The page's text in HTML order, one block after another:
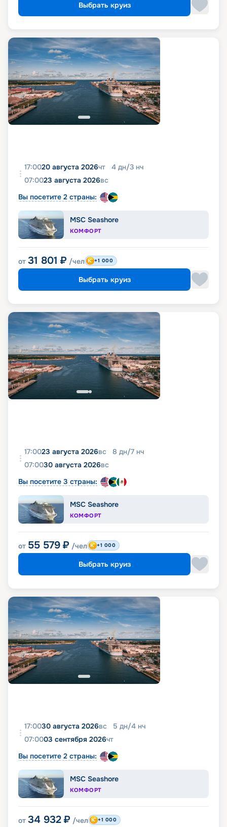
Выбрать круиз
17:0020 августа 2026чт 4 дн/3 нч
07:0023 августа 2026вс
Вы посетите 2 страны:
MSC Seashore
КОМФОРТ
от 31 801 ₽ /чел +1 000
Выбрать круиз
17:0023 августа 2026вс 8 дн/7 нч
07:0030 августа 2026вс
Вы посетите 3 страны:
MSC Seashore
КОМФОРТ
от 55 579 ₽ /чел +1 000
Выбрать круиз
17:0030 августа 2026вс 5 дн/4 нч
07:0003 сентября 2026чт
Вы посетите 2 страны:
MSC Seashore
КОМФОРТ
от 34 932 ₽ /чел +1 000